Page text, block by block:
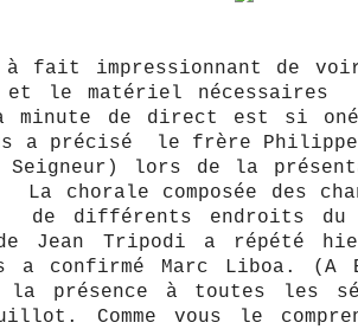
à fait impressionnant de
et le matériel nécessaires
minute de direct est si
a précisé le frère
Seigneur) lors de la
La chorale composée des
de différents endroits
Jean Tripodi a répété
a confirmé Marc Liboa. (A
la présence à toutes les
Comme vous le